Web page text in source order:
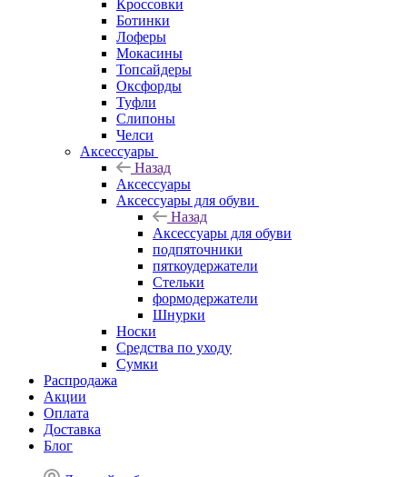
Кроссовки
Ботинки
Лоферы
Мокасины
Топсайдеры
Оксфорды
Туфли
Слипоны
Челси
Аксессуары
Назад
Аксессуары
Аксессуары для обуви
Назад
Аксессуары для обуви
подпяточники
пяткоудержатели
Стельки
формодержатели
Шнурки
Носки
Средства по уходу
Сумки
Распродажа
Акции
Оплата
Доставка
Блог